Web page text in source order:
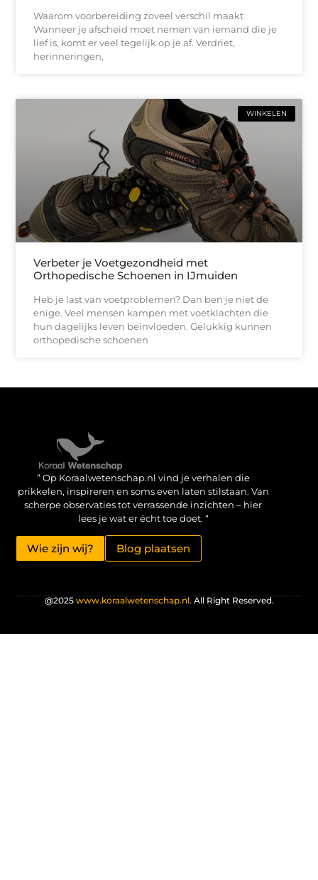
Waarom voorbereiding zoveel verschil maakt
Wanneer je afscheid moet nemen van iemand die je
lief is, komt er veel tegelijk op je af. Verdriet,
herinneringen,
WINKELEN
Verbeter je Voetgezondheid met
Orthopedische Schoenen in IJmuiden
Heb je last van voetproblemen? Dan ben je niet de
enige. Veel mensen kampen met voetklachten die
hun dagelijks leven beïnvloeden. Gelukkig kunnen
orthopedische schoenen
” Op Koraalwetenschap.nl vind je verhalen die
prikkelen, inspireren en soms even laten stilstaan. Van
scherpe observaties tot verrassende inzichten – hier
lees je wat er écht toe doet. “
Wie zijn wij? Blog plaatsen
@2025 www.koraalwetenschap.nl. All Right Reserved.